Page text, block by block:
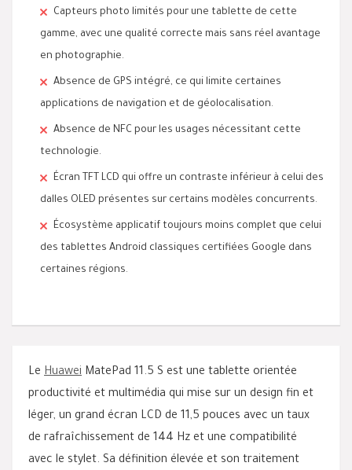
Capteurs photo limités pour une tablette de cette
gamme, avec une qualité correcte mais sans réel avantage
en photographie.
Absence de GPS intégré, ce qui limite certaines
applications de navigation et de géolocalisation.
Absence de NFC pour les usages nécessitant cette
technologie.
Écran TFT LCD qui offre un contraste inférieur à celui des
dalles OLED présentes sur certains modèles concurrents.
Écosystème applicatif toujours moins complet que celui
des tablettes Android classiques certifiées Google dans
certaines régions.
Le Huawei MatePad 11.5 S est une tablette orientée
productivité et multimédia qui mise sur un design fin et
léger, un grand écran LCD de 11,5 pouces avec un taux
de rafraîchissement de 144 Hz et une compatibilité
avec le stylet. Sa définition élevée et son traitement